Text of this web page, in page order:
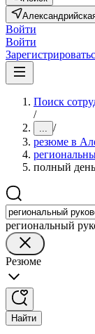
Войти
Войти
Поиск
/
... /
резюме в
полный день
региональный
Резюме
Найти